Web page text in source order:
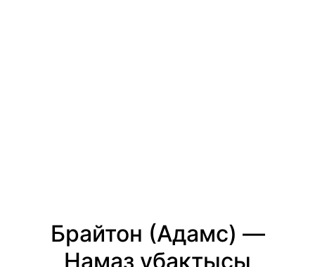
Брайтон (Адамс) —
Намаз убактысы